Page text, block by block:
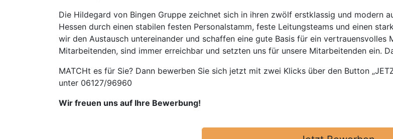
Die Hildegard von Bingen Gruppe zeichnet sich in ihren zwölf erstklassig und modern
Hessen durch einen stabilen festen Personalstamm, feste Leitungsteams und einen
wir den Austausch untereinander und schaffen eine gute Basis für ein vertrauensvolles
Mitarbeitenden, sind immer erreichbar und setzten uns für unsere Mitarbeitenden ein.
MATCHt es für Sie? Dann bewerben Sie sich jetzt mit zwei Klicks über den Button
unter 06127/96960
Wir freuen uns auf Ihre Bewerbung!